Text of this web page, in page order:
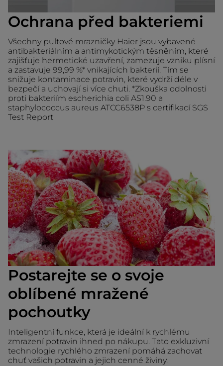
Ochrana před bakteriemi
Všechny pultové mrazničky Haier jsou vybavené
antibakteriálním a antimykotickým těsněním, které
zajišťuje hermetické uzavření, zamezuje vzniku plísní
a zastavuje 99,99 %* vnikajících bakterií. Tím se
snižuje kontaminace potravin, které vydrží déle v
bezpečí a uchovají si více chuti. *Zkouška odolnosti
proti bakteriím escherichia coli AS1.90 a
staphylococcus aureus ATCC6538P s certifikací SGS
Test Report
Postarejte se o svoje
oblíbené mražené
pochoutky
Inteligentní funkce, která je ideální k rychlému
zmrazení potravin ihned po nákupu. Tato exkluzivní
technologie rychlého zmrazení pomáhá zachovat
chuť vašich potravin a jejich cenné živiny.